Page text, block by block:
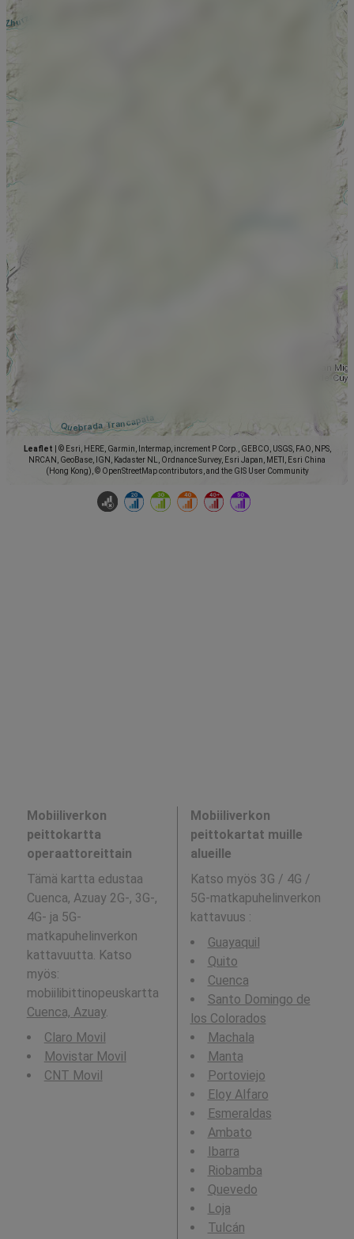
Leaflet
© Esri, HERE, Garmin, Intermap, increment P Corp., GEBCO, USGS, FAO, NPS,
NRCAN, GeoBase, IGN, Kadaster NL, Ordnance Survey, Esri Japan, METI, Esri China
(Hong Kong), © OpenStreetMap contributors, and the GIS User Community
Mobiiliverkon
peittokartta
operaattoreittain
Tämä kartta edustaa
Cuenca, Azuay 2G-, 3G-,
4G- ja 5G-
matkapuhelinverkon
kattavuutta. Katso
myös:
mobiilibittinopeuskartta
Cuenca, Azuay.
Claro Movil
Movistar Movil
CNT Movil
Mobiiliverkon
peittokartat muille
alueille
Katso myös 3G / 4G /
5G-matkapuhelinverkon
kattavuus :
Guayaquil
Quito
Cuenca
Santo Domingo de
los Colorados
Machala
Manta
Portoviejo
Eloy Alfaro
Esmeraldas
Ambato
Ibarra
Riobamba
Quevedo
Loja
Tulcán